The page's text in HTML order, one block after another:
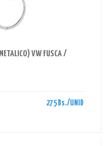
VW FUSCA /
275 Bs./UNID